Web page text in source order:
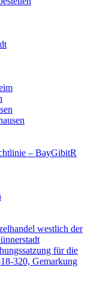
– BayGibitR
westlich der
für die
320, Gemarkung